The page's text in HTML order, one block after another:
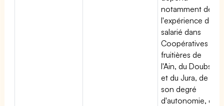
notamment de
l'expérience du
salarié dans
Coopératives
fruitières de
l'Ain, du Doubs
et du Jura, de
son degré
d'autonomie, de